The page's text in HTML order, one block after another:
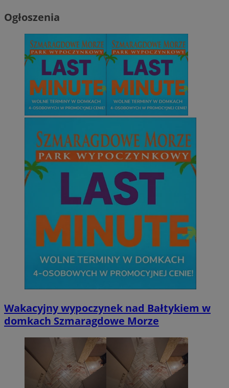
Ogłoszenia
Wakacyjny wypoczynek nad Bałtykiem w
domkach Szmaragdowe Morze